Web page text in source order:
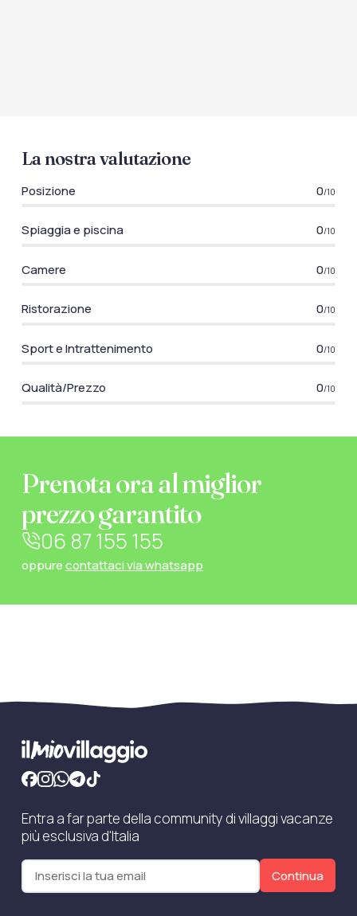
La nostra valutazione
Posizione 0/10
Spiaggia e piscina 0/10
Camere 0/10
Ristorazione 0/10
Sport e Intrattenimento 0/10
Qualità/Prezzo 0/10
Prenota ora al miglior
prezzo garantito
06 87 155 155
oppurecontattaci via whatsapp
Entra a far parte della community di villaggi vacanze
più esclusiva d'Italia
Continua